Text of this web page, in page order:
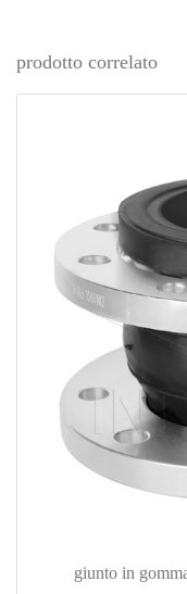
prodotto correlato
giunto in